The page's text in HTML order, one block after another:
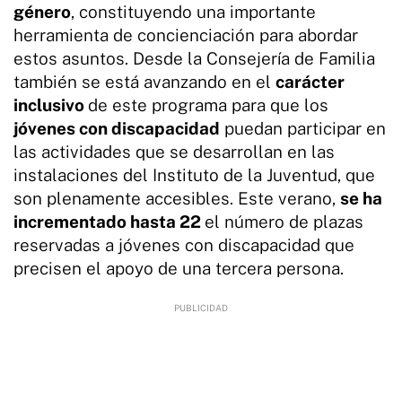
género, constituyendo una importante
herramienta de concienciación para abordar
estos asuntos. Desde la Consejería de Familia
también se está avanzando en el carácter
inclusivo de este programa para que los
jóvenes con discapacidad puedan participar en
las actividades que se desarrollan en las
instalaciones del Instituto de la Juventud, que
son plenamente accesibles. Este verano, se ha
incrementado hasta 22 el número de plazas
reservadas a jóvenes con discapacidad que
precisen el apoyo de una tercera persona.